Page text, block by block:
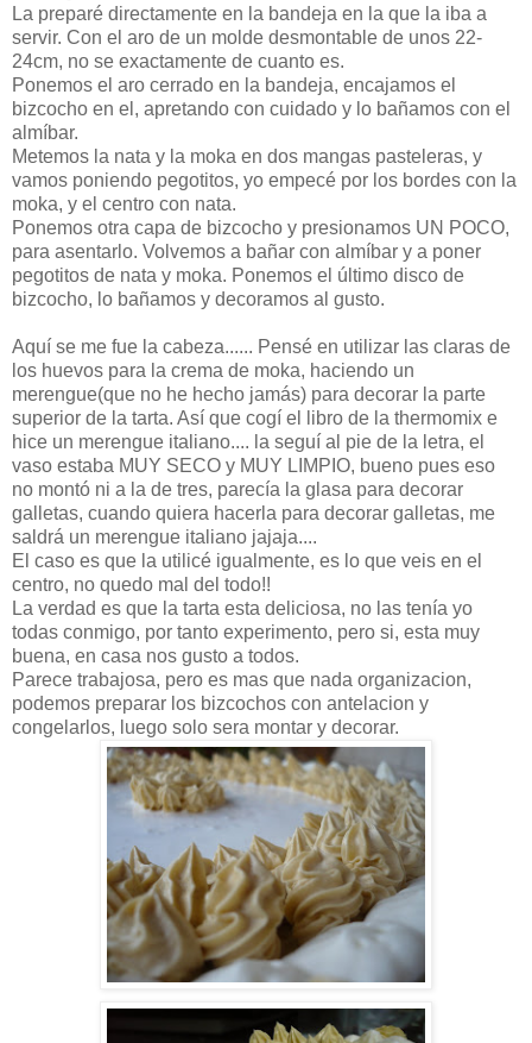
La preparé directamente en la bandeja en la que la iba a
servir. Con el aro de un molde desmontable de unos 22-
24cm, no se exactamente de cuanto es.
Ponemos el aro cerrado en la bandeja, encajamos el
bizcocho en el, apretando con cuidado y lo bañamos con el
almíbar.
Metemos la nata y la moka en dos mangas pasteleras, y
vamos poniendo pegotitos, yo empecé por los bordes con la
moka, y el centro con nata.
Ponemos otra capa de bizcocho y presionamos UN POCO,
para asentarlo. Volvemos a bañar con almíbar y a poner
pegotitos de nata y moka. Ponemos el último disco de
bizcocho, lo bañamos y decoramos al gusto.
Aquí se me fue la cabeza...... Pensé en utilizar las claras de
los huevos para la crema de moka, haciendo un
merengue(que no he hecho jamás) para decorar la parte
superior de la tarta. Así que cogí el libro de la thermomix e
hice un merengue italiano.... la seguí al pie de la letra, el
vaso estaba MUY SECO y MUY LIMPIO, bueno pues eso
no montó ni a la de tres, parecía la glasa para decorar
galletas, cuando quiera hacerla para decorar galletas, me
saldrá un merengue italiano jajaja....
El caso es que la utilicé igualmente, es lo que veis en el
centro, no quedo mal del todo!!
La verdad es que la tarta esta deliciosa, no las tenía yo
todas conmigo, por tanto experimento, pero si, esta muy
buena, en casa nos gusto a todos.
Parece trabajosa, pero es mas que nada organizacion,
podemos preparar los bizcochos con antelacion y
congelarlos, luego solo sera montar y decorar.